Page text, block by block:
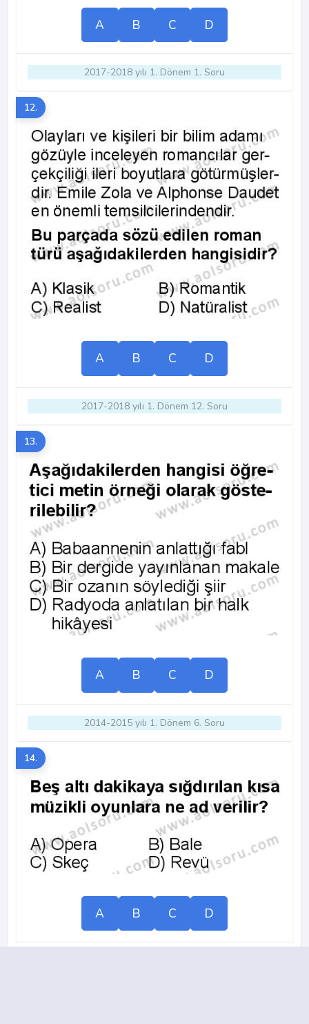
A B C D
2017-2018 yılı 1. Dönem 1. Soru
12.
A B C D
2017-2018 yılı 1. Dönem 12. Soru
13.
A B C D
2014-2015 yılı 1. Dönem 6. Soru
14.
A B C D